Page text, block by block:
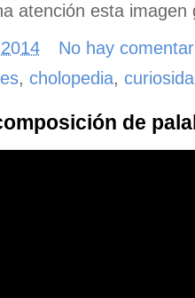
atención esta
No hay
, cholopedia,
de